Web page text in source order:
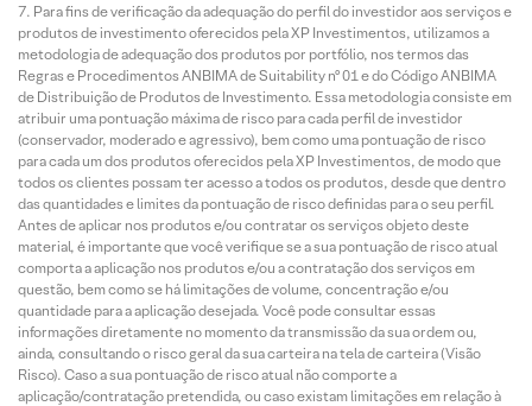
Para fins de verificação da adequação do perfil do investidor aos serviços e
produtos de investimento oferecidos pela XP Investimentos, utilizamos a
metodologia de adequação dos produtos por portfólio, nos termos das
Regras e Procedimentos ANBIMA de Suitability nº 01 e do Código ANBIMA
de Distribuição de Produtos de Investimento. Essa metodologia consiste em
atribuir uma pontuação máxima de risco para cada perfil de investidor
(conservador, moderado e agressivo), bem como uma pontuação de risco
para cada um dos produtos oferecidos pela XP Investimentos, de modo que
todos os clientes possam ter acesso a todos os produtos, desde que dentro
das quantidades e limites da pontuação de risco definidas para o seu perfil.
Antes de aplicar nos produtos e/ou contratar os serviços objeto deste
material, é importante que você verifique se a sua pontuação de risco atual
comporta a aplicação nos produtos e/ou a contratação dos serviços em
questão, bem como se há limitações de volume, concentração e/ou
quantidade para a aplicação desejada. Você pode consultar essas
informações diretamente no momento da transmissão da sua ordem ou,
ainda, consultando o risco geral da sua carteira na tela de carteira (Visão
Risco). Caso a sua pontuação de risco atual não comporte a
aplicação/contratação pretendida, ou caso existam limitações em relação à